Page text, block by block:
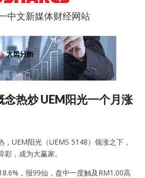
中文新媒体财经网站
念热炒 UEM阳光一个月涨
，UEM阳光（UEMS 5148）领涨之下，
，成为大赢家。
，报99仙，盘中一度触及RM1.00高